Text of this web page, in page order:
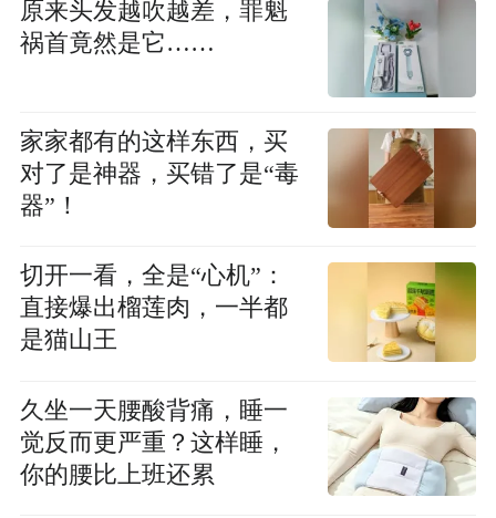
原来头发越吹越差，罪魁
祸首竟然是它……
家家都有的这样东西，买
对了是神器，买错了是“毒
器”！
切开一看，全是“心机”：
直接爆出榴莲肉，一半都
是猫山王
久坐一天腰酸背痛，睡一
觉反而更严重？这样睡，
你的腰比上班还累